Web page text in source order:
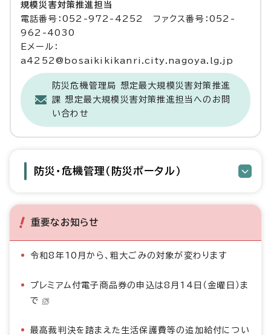
規模災害対策推進担当
電話番号：052-972-4252 ファクス番号：052-
962-4030
Eメール：
a4252@bosaikikikanri.city.nagoya.lg.jp
防災危機管理局 想定最大規模災害対策推進
課 想定最大規模災害対策推進担当へのお問
い合わせ
防災・危機管理（防災ポータル）
重要なお知らせ
令和8年10月から、粗大ごみの対象が変わります
プレミアム付電子商品券の申込は8月14日（金曜日）ま
で
最高裁判決を踏まえた生活保護費等の追加給付につい